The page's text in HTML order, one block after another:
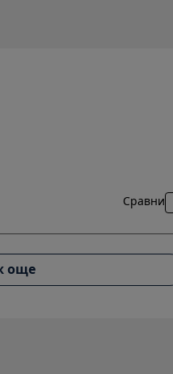
Сравни
още